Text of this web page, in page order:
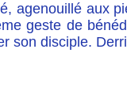
agenouillé aux
geste de
son disciple.